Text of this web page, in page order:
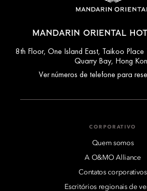
MANDARIN ORIENTAL
8th Floor, One Island East, Taikoo Place
Quarry Bay, Hong
Ver números de telefone para
CORPORATIVO
Quem somos
A O&MO Alliance
Contatos corporativos
Escritórios regionais de